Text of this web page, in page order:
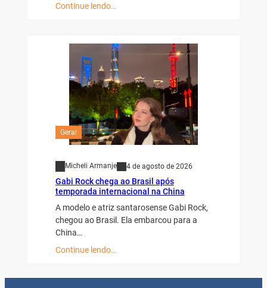
Continue lendo…
Geral
Micheli Armanje 4 de agosto de 2026
Gabi Rock chega ao Brasil após
temporada internacional na China
A modelo e atriz santarosense Gabi Rock,
chegou ao Brasil. Ela embarcou para a
China…
Continue lendo…